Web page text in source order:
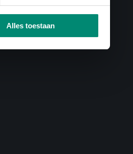
Alles toestaan